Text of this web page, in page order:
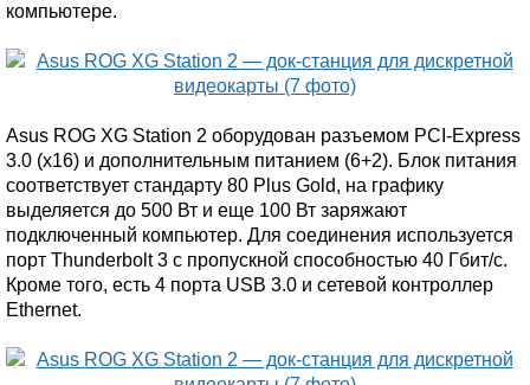
компьютере.
Asus ROG XG Station 2 оборудован разъемом PCI-Express
3.0 (x16) и дополнительным питанием (6+2). Блок питания
соответствует стандарту 80 Plus Gold, на графику
выделяется до 500 Вт и еще 100 Вт заряжают
подключенный компьютер. Для соединения используется
порт Thunderbolt 3 с пропускной способностью 40 Гбит/с.
Кроме того, есть 4 порта USB 3.0 и сетевой контроллер
Ethernet.